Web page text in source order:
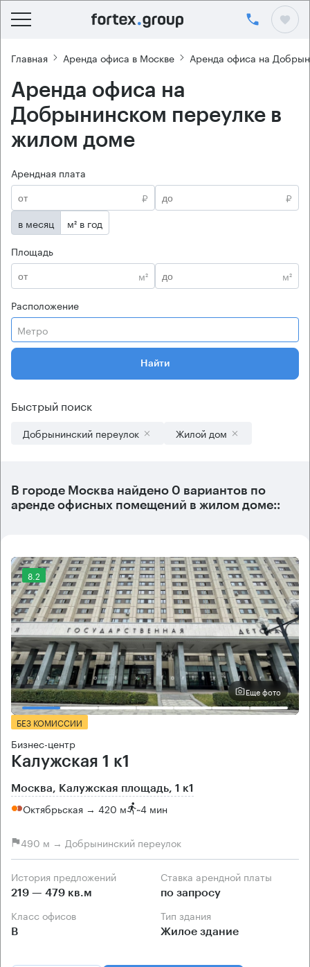
Главная Аренда офиса в Москве Аренда офиса на
Аренда офиса на
Добрынинском переулке в
жилом доме
Арендная плата
₽
₽
в месяц
м² в год
Площадь
м²
м²
Расположение
Метро
Найти
Быстрый поиск
Добрынинский переулок Жилой дом
В городе Москва найдено 0 вариантов по
аренде офисных помещений в жилом доме::
8.2
Еще фото
БЕЗ КОМИССИИ
Бизнес-центр
Калужская 1 к1
Москва, Калужская площадь, 1 к1
Октябрьская → 420 м ~4 мин
490 м → Добрынинский переулок
История предложений
219 — 479 кв.м
Ставка арендной платы
по запросу
Класс офисов
B
Тип здания
Жилое здание